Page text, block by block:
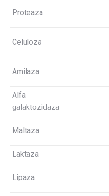
Proteaza
Celuloza
Amilaza
Alfa
galaktozidaza
Maltaza
Laktaza
Lipaza